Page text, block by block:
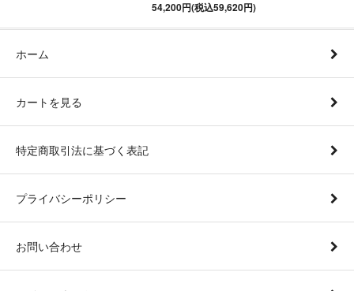
54,200円(税込59,620円)
ホーム
カートを見る
特定商取引法に基づく表記
プライバシーポリシー
お問い合わせ